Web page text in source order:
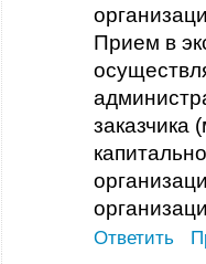
Прием в
заказчика
Ответить